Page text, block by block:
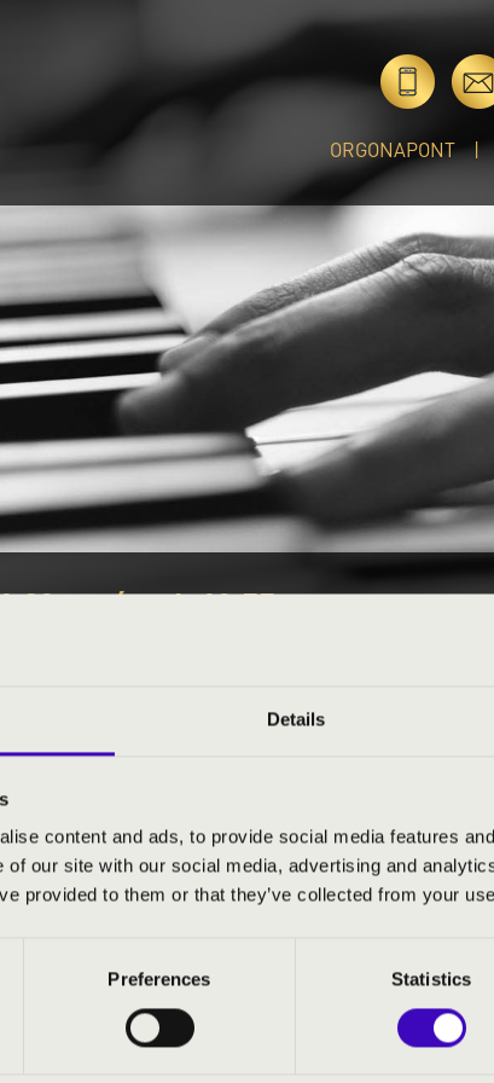
Details
content and ads, to provide social media features
of our site with our social media, advertising and
provided to them or that they’ve collected from your
Preferences Statistics
ORGONAPONT
- péntek 10:55
- LAPOSA
JEGYÁRAK
& The Band